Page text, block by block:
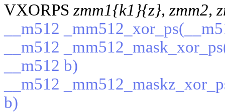
VXORPS zmm1{k1}{z}, zmm2,
__m512
__m512
__m512 b)
__m512
b)